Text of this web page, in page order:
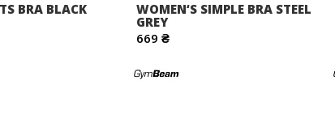
BRA BLACK
WOMEN‘S SIMPLE BRA STEEL
GREY
669 ₴